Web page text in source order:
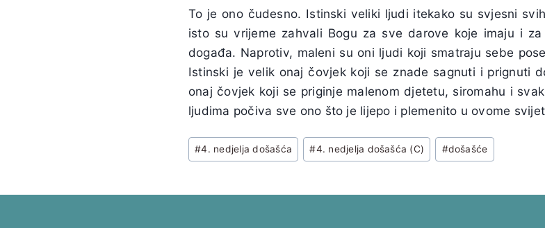
To je ono čudesno. Istinski veliki ljudi itekako su svjesni
isto su vrijeme zahvali Bogu za sve darove koje imaju i
događa. Naprotiv, maleni su oni ljudi koji smatraju sebe
Istinski je velik onaj čovjek koji se znade sagnuti i prignuti
onaj čovjek koji se priginje malenom djetetu, siromahu i
ljudima počiva sve ono što je lijepo i plemenito u ovome
Post
Tags:
#4. nedjelja došašća #4. nedjelja došašća (C) #došašće